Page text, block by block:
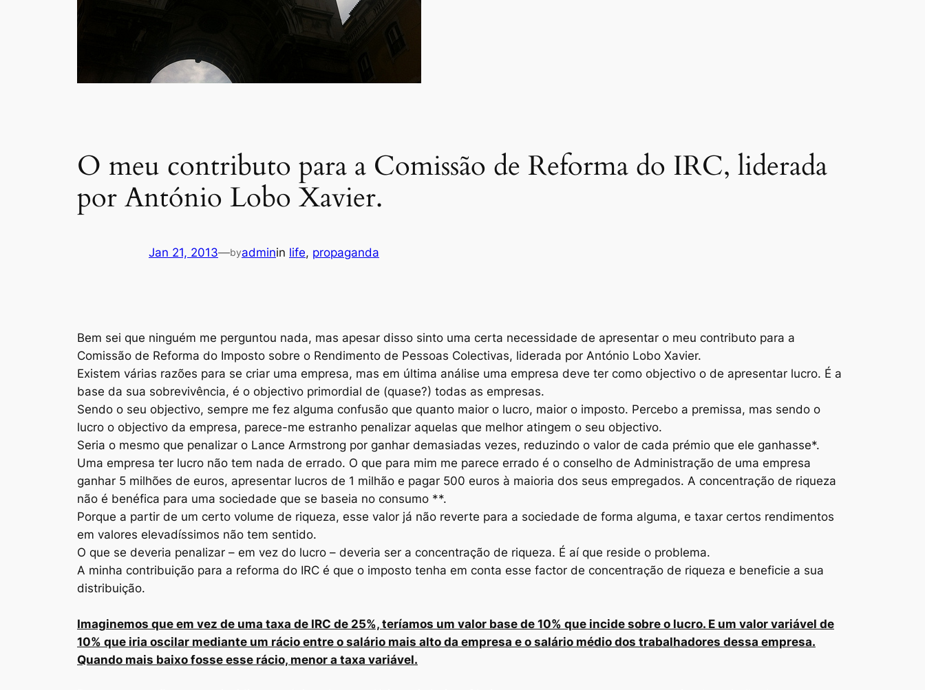
O meu contributo para a Comissão de Reforma do IRC, liderada
por António Lobo Xavier.
Jan 21, 2013—byadminin life, propaganda
Bem sei que ninguém me perguntou nada, mas apesar disso sinto uma certa necessidade de apresentar o meu contributo para a
Comissão de Reforma do Imposto sobre o Rendimento de Pessoas Colectivas, liderada por António Lobo Xavier.
Existem várias razões para se criar uma empresa, mas em última análise uma empresa deve ter como objectivo o de apresentar lucro. É a
base da sua sobrevivência, é o objectivo primordial de (quase?) todas as empresas.
Sendo o seu objectivo, sempre me fez alguma confusão que quanto maior o lucro, maior o imposto. Percebo a premissa, mas sendo o
lucro o objectivo da empresa, parece-me estranho penalizar aquelas que melhor atingem o seu objectivo.
Seria o mesmo que penalizar o Lance Armstrong por ganhar demasiadas vezes, reduzindo o valor de cada prémio que ele ganhasse*.
Uma empresa ter lucro não tem nada de errado. O que para mim me parece errado é o conselho de Administração de uma empresa
ganhar 5 milhões de euros, apresentar lucros de 1 milhão e pagar 500 euros à maioria dos seus empregados. A concentração de riqueza
não é benéfica para uma sociedade que se baseia no consumo **.
Porque a partir de um certo volume de riqueza, esse valor já não reverte para a sociedade de forma alguma, e taxar certos rendimentos
em valores elevadíssimos não tem sentido.
O que se deveria penalizar – em vez do lucro – deveria ser a concentração de riqueza. É aí que reside o problema.
A minha contribuição para a reforma do IRC é que o imposto tenha em conta esse factor de concentração de riqueza e beneficie a sua
distribuição.
Imaginemos que em vez de uma taxa de IRC de 25%, teríamos um valor base de 10% que incide sobre o lucro. E um valor variável de
10% que iria oscilar mediante um rácio entre o salário mais alto da empresa e o salário médio dos trabalhadores dessa empresa.
Quando mais baixo fosse esse rácio, menor a taxa variável.